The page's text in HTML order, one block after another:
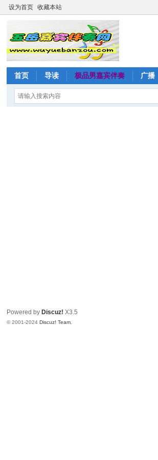
设为首页 收藏本站
首页 导读 极品男嘉宾伴奏 广播
Powered by Discuz! X3.5
© 2001-2024Discuz! Team